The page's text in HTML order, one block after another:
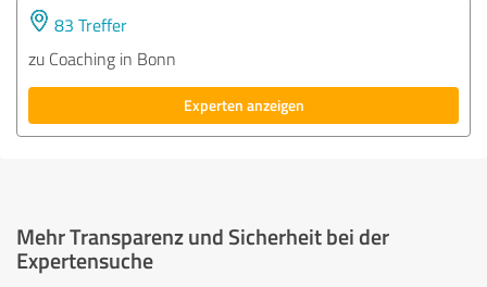
83 Treffer
zu Coaching in Bonn
Experten anzeigen
Mehr Transparenz und Sicherheit bei der
Expertensuche